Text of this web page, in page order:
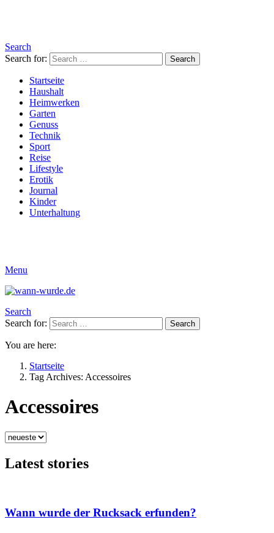
Search
Search for:
Search
Startseite
Haushalt
Heimwerken
Garten
Genuss
Technik
Sport
Reise
Lifestyle
Erotik
Journal
Kinder
Unterhaltung
Menu
Search
Search for:
Search
You are here:
Startseite
Tag Archives: Accessoires
Accessoires
Latest stories
Wann wurde der Rucksack erfunden?